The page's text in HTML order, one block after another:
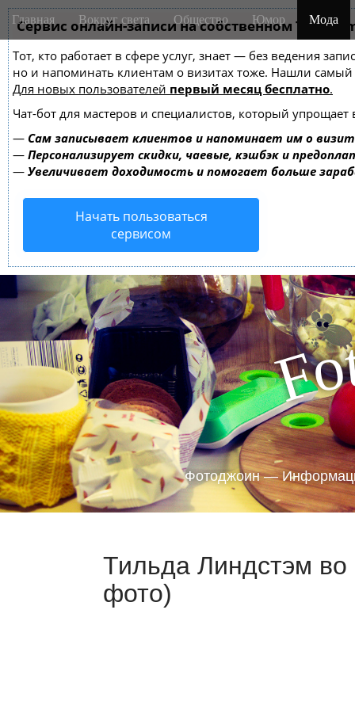
Сервис онлайн-записи на собственном
Тот, кто работает в сфере услуг, знает — без ведения
но и напоминать клиентам о визитах тоже. Нашли
Для новых пользователей первый месяц бесплатно.
Чат-бот для мастеров и специалистов, который упрощает
— Сам записывает клиентов и напоминает им о
— Персонализирует скидки, чаевые, кэшбэк и
— Увеличивает доходимость и помогает больше
Начать пользоваться
сервисом
M
a
n
m
e
n
u
i
Главная Вокруг света Общество Юмор Мода
Fo
Фотоджоин —
Тильда Линдстэм
фото)